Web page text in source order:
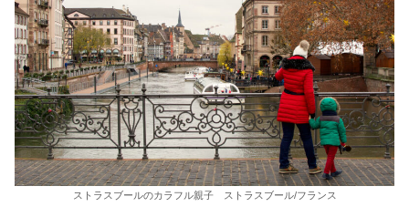
ストラスブールのカラフル親子 ストラスブール/フランス